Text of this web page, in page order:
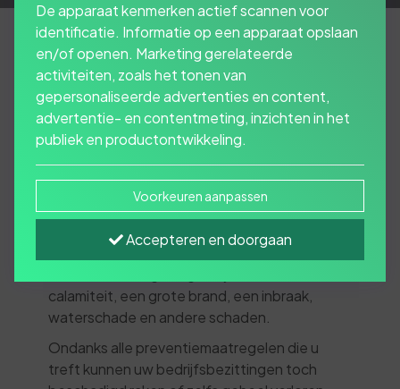
Het verzekeren van uw
goederen en inventaris
is een "must"!
In veel gevallen zijn bedrijfsinvesteringen
betaald met het geld van derden, van familie,
de bank en zo verder. U moet er niet aan
calamiteit, een grote brand, een inbraak,
waterschade en andere schaden.
Ondanks alle preventiemaatregelen die u
treft kunnen uw bedrijfsbezittingen toch
De apparaat kenmerken actief scannen voor
identificatie. Informatie op een apparaat opslaan
en/of openen. Marketing gerelateerde
activiteiten, zoals het tonen van
gepersonaliseerde advertenties en content,
advertentie- en contentmeting, inzichten in het
publiek en productontwikkeling.
Voorkeuren aanpassen
Accepteren en doorgaan